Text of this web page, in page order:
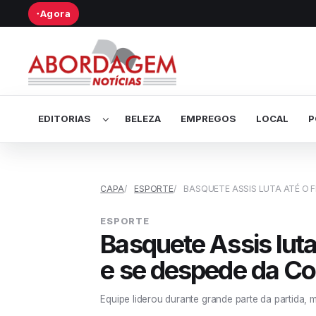
● Agora
EDITORIAS BELEZA EMPREGOS LOCAL
CAPA ESPORTE BASQUETE ASSIS LUTA ATÉ O
ESPORTE
Basquete Assis
e se despede da
Equipe liderou durante grande parte da partida,